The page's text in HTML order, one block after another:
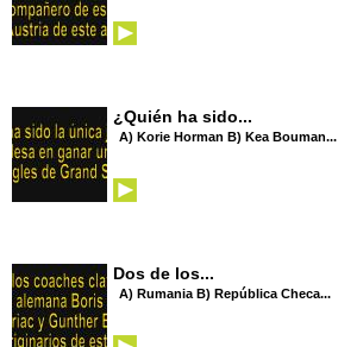
¿Quién ha sido...
A) Korie Horman B) Kea Bouman...
Dos de los...
A) Rumania B) República Checa...